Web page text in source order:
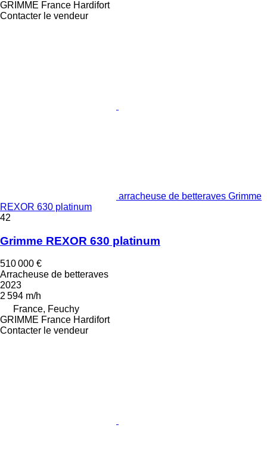
GRIMME France Hardifort
Contacter le vendeur
arracheuse de betteraves Grimme
REXOR 630 platinum
42
Grimme REXOR 630 platinum
510 000 €
Arracheuse de betteraves
2023
2 594 m/h
France, Feuchy
GRIMME France Hardifort
Contacter le vendeur